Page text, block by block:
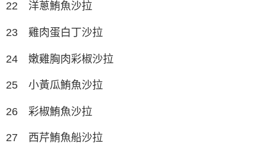
22 洋蔥鮪魚沙拉
23 雞肉蛋白丁沙拉
24 嫩雞胸肉彩椒沙拉
25 小黃瓜鮪魚沙拉
26 彩椒鮪魚沙拉
27 西芹鮪魚船沙拉